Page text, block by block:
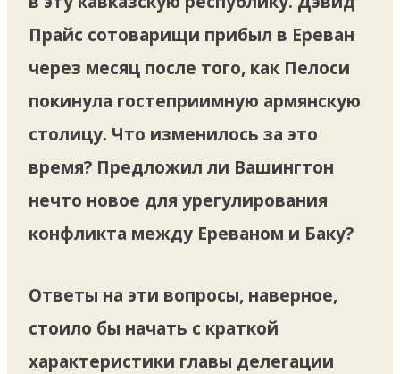
Прайс сотоварищи прибыл в Ереван
через месяц после того, как Пелоси
покинула гостеприимную армянскую
столицу. Что изменилось за это
время? Предложил ли Вашингтон
нечто новое для урегулирования
конфликта между Ереваном и Баку?
Ответы на эти вопросы, наверное,
стоило бы начать с краткой
характеристики главы делегации